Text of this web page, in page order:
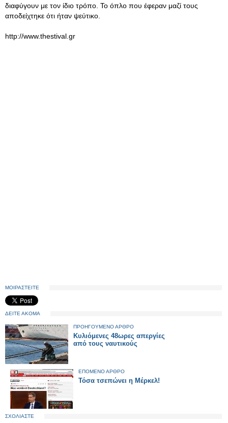
διαφύγουν με τον ίδιο τρόπο. Το όπλο που έφεραν μαζί τους
αποδείχτηκε ότι ήταν ψεύτικο.
http://www.thestival.gr
ΜΟΙΡΑΣΤΕΙΤΕ
ΔΕΙΤΕ ΑΚΟΜΑ
ΠΡΟΗΓΟΥΜΕΝΟ ΑΡΘΡΟ
Κυλιόμενες 48ωρες απεργίες
από τους ναυτικούς
ΕΠΟΜΕΝΟ ΑΡΘΡΟ
Τόσα τσεπώνει η Μέρκελ!
ΣΧΟΛΙΑΣΤΕ